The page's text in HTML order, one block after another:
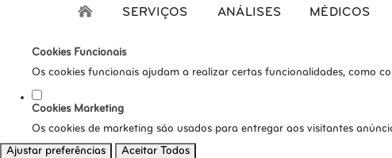
Os cookies analíticos são usados para entender como os visitantes
tráfego, etc.
Cookies Funcionais
Os cookies funcionais ajudam a realizar certas funcionalidades, como
Cookies Marketing
Os cookies de marketing são usados para entregar aos visitantes
Ajustar preferências
Aceitar Todos
SERVIÇOS ANÁLISES MÉDICOS